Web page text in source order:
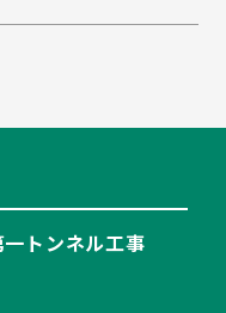
トンネル工事